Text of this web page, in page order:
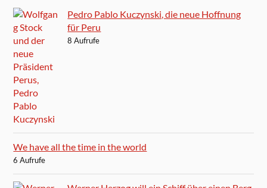
Pedro Pablo Kuczynski, die neue Hoffnung
für Peru
8 Aufrufe
We have all the time in the world
6 Aufrufe